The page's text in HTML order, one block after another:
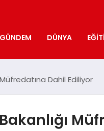
DÜNYA
Müfredatına Dahil Ediliyor